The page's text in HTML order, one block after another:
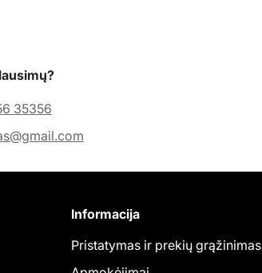
35356
Informacija
Pristatymas ir prekių grąžinimas